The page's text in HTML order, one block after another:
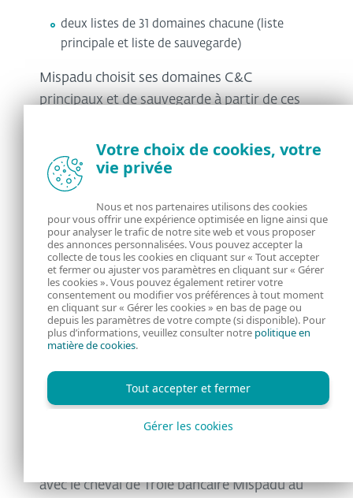
deux listes de 31 domaines chacune (liste
principale et liste de sauvegarde)
Mispadu choisit ses domaines C&C
principaux et de sauvegarde à partir de ces
essaie ensuite d'obtenir une version mise à
jour du fichier de configuration de C&C à
partir de ce domaine toutes les quelques
heures et remplace celui qui a été déposé par
celui-ci. Nous pensons que l'idée principale
derrière cette approche est de remplir les
espaces réservés afin d'activer la
fonctionnalité de la porte dérobée.
Protégez votre navigateur
Chrome
C'est une bonne idée, mais ne le faites pas
avec le cheval de Troie bancaire Mispadu au
Votre choix de cookies, votre
vie privée
Nous et nos partenaires utilisons des cookies
pour vous offrir une expérience optimisée en ligne ainsi que
pour analyser le trafic de notre site web et vous proposer
des annonces personnalisées. Vous pouvez accepter la
collecte de tous les cookies en cliquant sur « Tout accepter
et fermer ou ajuster vos paramètres en cliquant sur « Gérer
les cookies ». Vous pouvez également retirer votre
consentement ou modifier vos préférences à tout moment
en cliquant sur « Gérer les cookies » en bas de page ou
depuis les paramètres de votre compte (si disponible). Pour
plus d’informations, veuillez consulter notre politique en
matière de cookies.
Tout accepter et fermer
Gérer les cookies